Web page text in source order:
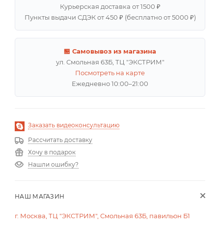
Курьерская доставка от 1500 ₽
Пункты выдачи СДЭК от 450 ₽ (бесплатно от 5000 ₽)
🏪 Самовывоз из магазина
ул. Смольная 63Б, ТЦ "ЭКСТРИМ"
Посмотреть на карте
Ежедневно 10:00–21:00
Заказать видеоконсультацию
Рассчитать доставку
Хочу в подарок
Нашли ошибку?
НАШ МАГАЗИН
г. Москва, ТЦ "ЭКСТРИМ", Смольная 63Б, павильон Б1